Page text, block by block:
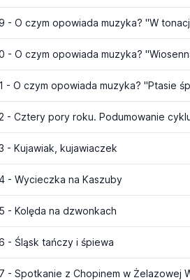
- O czym opowiada muzyka? "W
- O czym opowiada muzyka?
- O czym opowiada muzyka? "Ptasie
- Cztery pory roku. Podumowanie
- Kujawiak, kujawiaczek
- Wycieczka na Kaszuby
- Kolęda na dzwonkach
- Śląsk tańczy i śpiewa
- Spotkanie z Chopinem w Żelazowej